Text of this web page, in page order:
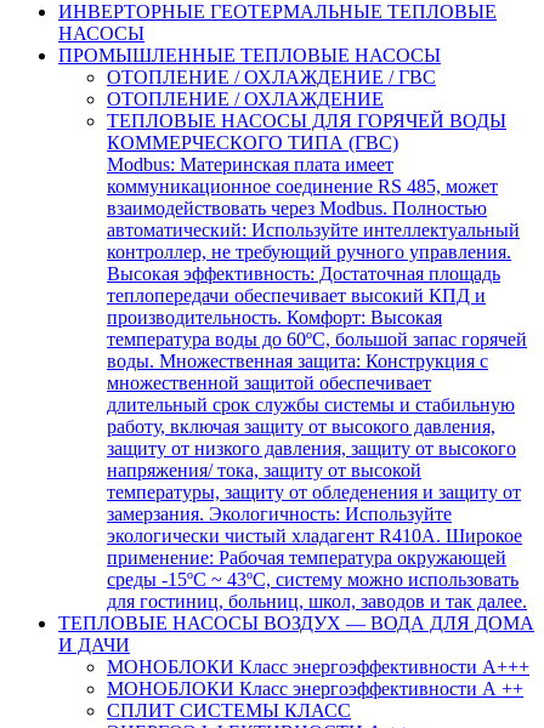
ИНВЕРТОРНЫЕ ГЕОТЕРМАЛЬНЫЕ ТЕПЛОВЫЕ
НАСОСЫ
ПРОМЫШЛЕННЫЕ ТЕПЛОВЫЕ НАСОСЫ
ОТОПЛЕНИЕ / ОХЛАЖДЕНИЕ / ГВС
ОТОПЛЕНИЕ / ОХЛАЖДЕНИЕ
ТЕПЛОВЫЕ НАСОСЫ ДЛЯ ГОРЯЧЕЙ ВОДЫ
КОММЕРЧЕСКОГО ТИПА (ГВС)
Modbus: Материнская плата имеет
коммуникационное соединение RS 485, может
взаимодействовать через Modbus. Полностью
автоматический: Используйте интеллектуальный
контроллер, не требующий ручного управления.
Высокая эффективность: Достаточная площадь
теплопередачи обеспечивает высокий КПД и
производительность. Комфорт: Высокая
температура воды до 60ºC, большой запас горячей
воды. Множественная защита: Конструкция с
множественной защитой обеспечивает
длительный срок службы системы и стабильную
работу, включая защиту от высокого давления,
защиту от низкого давления, защиту от высокого
напряжения/ тока, защиту от высокой
температуры, защиту от обледенения и защиту от
замерзания. Экологичность: Используйте
экологически чистый хладагент R410A. Широкое
применение: Рабочая температура окружающей
среды -15ºC ~ 43ºC, систему можно использовать
для гостиниц, больниц, школ, заводов и так далее.
ТЕПЛОВЫЕ НАСОСЫ ВОЗДУХ — ВОДА ДЛЯ ДОМА
И ДАЧИ
МОНОБЛОКИ Класс энергоэффективности А+++
МОНОБЛОКИ Класс энергоэффективности А ++
СПЛИТ СИСТЕМЫ КЛАСС